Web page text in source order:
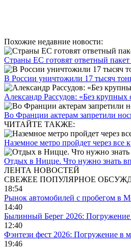
Похожие недавние новости:
Страны ЕС готовят ответный
В России уничтожили 17 тысяч
Александр Рассудов: «Без крупных
Во Франции актерам запретили
ЧИТАЙТЕ ТАКЖЕ:
Наземное метро пройдет через все
Отдых в Ницце. Что нужно знать
ЛЕНТА НОВОСТЕЙ
СВЕЖЕЕ ПОПУЛЯРНОЕ
18:54
Рынок автомобилей с пробегом в
14:40
Былинный Берег 2026:
12:40
Фэнтези фест 2026: Погружение в
19:46